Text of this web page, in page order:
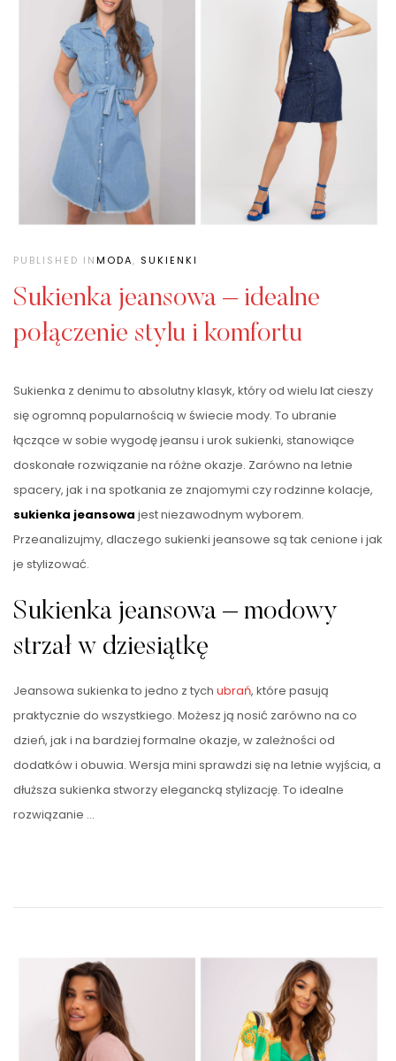
PUBLISHED INMODA, SUKIENKI
Sukienka jeansowa – idealne
połączenie stylu i komfortu
Sukienka z denimu to absolutny klasyk, który od wielu lat cieszy
się ogromną popularnością w świecie mody. To ubranie
łączące w sobie wygodę jeansu i urok sukienki, stanowiące
doskonałe rozwiązanie na różne okazje. Zarówno na letnie
spacery, jak i na spotkania ze znajomymi czy rodzinne kolacje,
sukienka jeansowa jest niezawodnym wyborem.
Przeanalizujmy, dlaczego sukienki jeansowe są tak cenione i jak
je stylizować.
Sukienka jeansowa – modowy
strzał w dziesiątkę
Jeansowa sukienka to jedno z tych ubrań, które pasują
praktycznie do wszystkiego. Możesz ją nosić zarówno na co
dzień, jak i na bardziej formalne okazje, w zależności od
dodatków i obuwia. Wersja mini sprawdzi się na letnie wyjścia, a
dłuższa sukienka stworzy elegancką stylizację. To idealne
rozwiązanie …